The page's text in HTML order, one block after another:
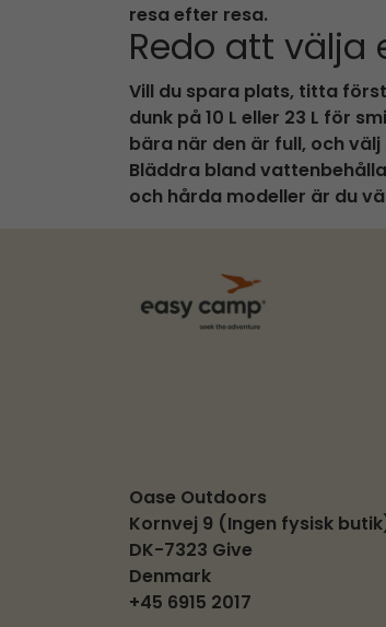
resa efter resa.
Redo att välja
Vill du spara plats, titta
dunk på 10 L eller 23 L för
bära när den är full, och
Bläddra bland
och hårda modeller är du
Oase Outdoors
Kornvej 9 (Ingen fysisk
DK-7323 Give
Denmark
+45 6915 2017